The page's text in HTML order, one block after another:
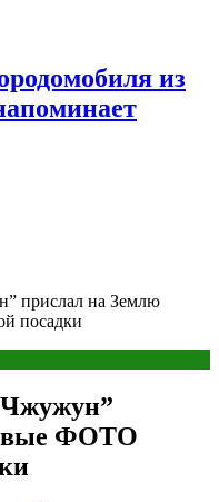
из
прислал на Землю
посадки
ФОТО